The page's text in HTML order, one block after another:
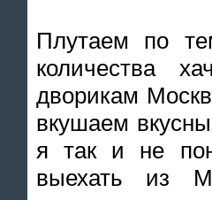
Плутаем по
количества
дворикам
вкушаем
я так и не
выехать из